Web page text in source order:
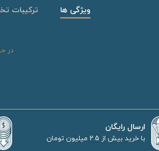
ویژگی ها ترکیبات
در
ارسال رایگان
با خرید بیش از 2.5 میلیون تومان